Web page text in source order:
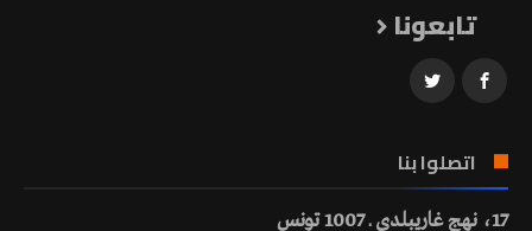
تابعونا
اتصلوا بنا
17، نهج غاريبلدي ـ 1007 تونس